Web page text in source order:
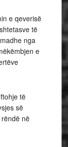
e qeverisë
të
nga
e
të
së
në